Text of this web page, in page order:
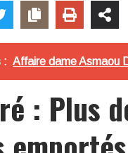
: Affaire dame Asmaou
: Plus